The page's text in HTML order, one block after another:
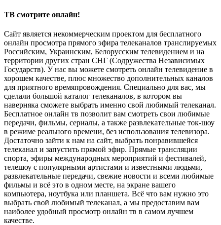
ТВ смотрите онлайн!
Сайт является некоммерческим проектом для бесплатного
онлайн просмотра прямого эфира телеканалов транслируемых
Российским, Украинским, Белорусским телевидением и на
территории других стран СНГ (Содружества Независимых
Государств). У нас вы можете смотреть онлайн телевидение в
хорошем качестве, плюс множество дополнительных каналов
для приятного времяпровождения. Специально для вас, мы
сделали большой каталог телеканалов, в котором вы
наверняка сможете выбрать именно свой любимый телеканал.
Бесплатное онлайн тв позволит вам смотреть свои любимые
передачи, фильмы, сериалы, а также развлекательные ток-шоу
в режиме реального времени, без использования телевизора.
Достаточно зайти к нам на сайт, выбрать понравившейся
телеканал и запустить прямой эфир. Прямые трансляции
спорта, эфиры международных мероприятий и фестивалей,
телешоу с популярными артистами и известными людьми,
развлекательные передачи, свежие новости и всеми любимые
фильмы и всё это в одном месте, на экране вашего
компьютера, ноутбука или планшета. Всё что вам нужно это
выбрать свой любимый телеканал, а мы предоставим вам
наиболее удобный просмотр онлайн тв в самом лучшем
качестве.